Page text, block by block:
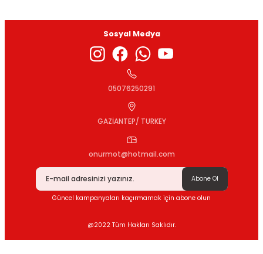
Gönder
Sosyal Medya
05076250291
GAZİANTEP/ TURKEY
onurmot@hotmail.com
Abone Ol
Güncel kampanyaları kaçırmamak için abone olun
@2022 Tüm Hakları Saklıdır.